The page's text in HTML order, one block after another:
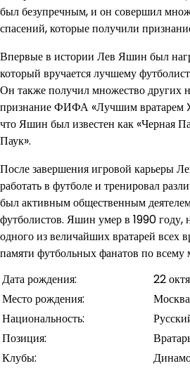
был безупречным, и он совершил
спасений, которые получили
Впервые в истории Лев Яшин был
который вручается лучшему
Он также получил множество других
признание ФИФА «Лучшим вратарем
что Яшин был известен как «Черная
Паук».
После завершения игровой карьеры
работать в футболе и тренировал
был активным общественным
футболистов. Яшин умер в 1990 году,
одного из величайших вратарей всех
памяти футбольных фанатов по всему
Дата рождения:
22
Место рождения:
Национальность:
Позиция:
Клубы: